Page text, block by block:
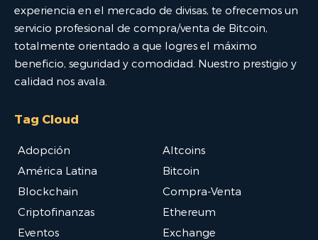
experiencia en el mercado de divisas, te ofrecemos un
servicio profesional de compra/venta de Bitcoin,
totalmente orientado a que logres el máximo
beneficio, seguridad y comodidad. Nuestro prestigio y
calidad nos avala.
Tag Cloud
Adopción
Altcoins
América Latina
Bitcoin
Blockchain
Compra-Venta
Criptofinanzas
Ethereum
Eventos
Exchange